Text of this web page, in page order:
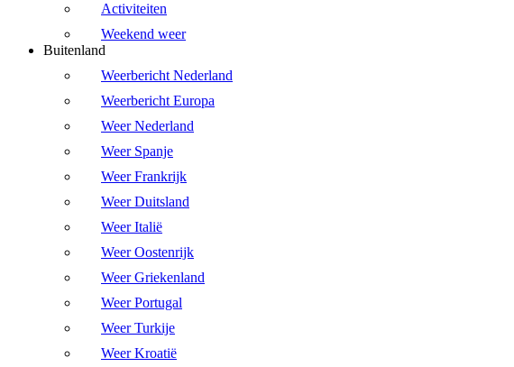
Activiteiten
Weekend weer
Buitenland
Weerbericht Nederland
Weerbericht Europa
Weer Nederland
Weer Spanje
Weer Frankrijk
Weer Duitsland
Weer Italië
Weer Oostenrijk
Weer Griekenland
Weer Portugal
Weer Turkije
Weer Kroatië